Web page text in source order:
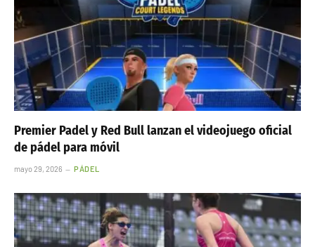
Premier Padel y Red Bull lanzan el videojuego oficial
de pádel para móvil
mayo 29, 2026 PÁDEL